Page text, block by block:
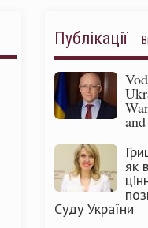
Публікації
як
Суду України